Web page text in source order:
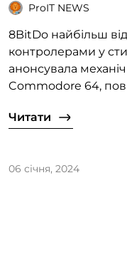
ProIT NEWS
8BitDo найбільш
контролерами у
анонсувала
Commodore 64,
Читати
06 січня, 2024